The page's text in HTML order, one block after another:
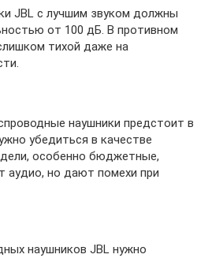
JBL с лучшим звуком должны
от 100 дБ. В противном
тихой даже на
наушники предстоит в
убедиться в качестве
особенно бюджетные,
аудио, но дают помехи при
наушников JBL нужно